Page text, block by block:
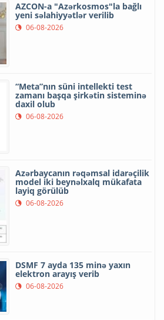
AZCON-a "Azərkosmos"la bağlı
yeni səlahiyyətlər verilib
06-08-2026
“Meta”nın süni intellekti test
zamanı başqa şirkətin sisteminə
daxil olub
06-08-2026
Azərbaycanın rəqəmsal idarəçilik
model iki beynəlxalq mükafata
layiq görülüb
06-08-2026
DSMF 7 ayda 135 minə yaxın
elektron arayış verib
06-08-2026